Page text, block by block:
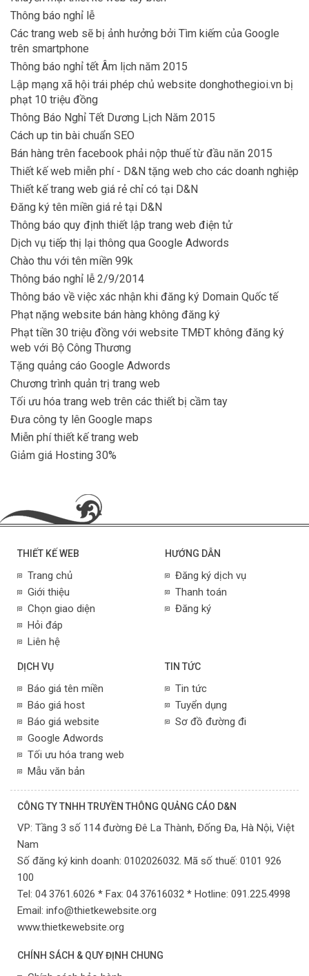
Thông báo nghỉ lễ
Các trang web sẽ bị ảnh hưởng bởi Tìm kiếm của Google
trên smartphone
Thông báo nghỉ tết Âm lịch năm 2015
Lập mạng xã hội trái phép chủ website donghothegioi.vn bị
phạt 10 triệu đồng
Thông Báo Nghỉ Tết Dương Lịch Năm 2015
Cách up tin bài chuẩn SEO
Bán hàng trên facebook phải nộp thuế từ đầu năn 2015
Thiết kế web miễn phí - D&N tặng web cho các doanh nghiệp
Thiết kế trang web giá rẻ chỉ có tại D&N
Đăng ký tên miền giá rẻ tại D&N
Thông báo quy định thiết lập trang web điện tử
Dịch vụ tiếp thị lại thông qua Google Adwords
Chào thu với tên miền 99k
Thông báo nghỉ lễ 2/9/2014
Thông báo về việc xác nhận khi đăng ký Domain Quốc tế
Phạt nặng website bán hàng không đăng ký
Phạt tiền 30 triệu đồng với website TMĐT không đăng ký
web với Bộ Công Thương
Tặng quảng cáo Google Adwords
Chương trình quản trị trang web
Tối ưu hóa trang web trên các thiết bị cầm tay
Đưa công ty lên Google maps
Miễn phí thiết kế trang web
Giảm giá Hosting 30%
THIẾT KẾ WEB
Trang chủ
Giới thiệu
Chọn giao diện
Hỏi đáp
Liên hệ
HƯỚNG DẪN
Đăng ký dịch vụ
Thanh toán
Đăng ký
DỊCH VỤ
Báo giá tên miền
Báo giá host
Báo giá website
Google Adwords
Tối ưu hóa trang web
Mẫu văn bản
TIN TỨC
Tin tức
Tuyển dụng
Sơ đồ đường đi
CÔNG TY TNHH TRUYỀN THÔNG QUẢNG CÁO D&N
VP: Tầng 3 số 114 đường Đê La Thành, Đống Đa, Hà Nội, Việt
Nam
Số đăng ký kinh doanh: 0102026032. Mã số thuế: 0101 926
100
Tel: 04 3761.6026 * Fax: 04 37616032 * Hotline: 091.225.4998
Email: info@thietkewebsite.org
www.thietkewebsite.org
CHÍNH SÁCH & QUY ĐỊNH CHUNG